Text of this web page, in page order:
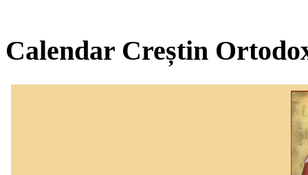
Calendar Creștin